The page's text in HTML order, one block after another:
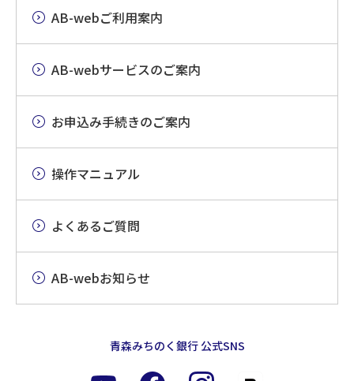
書の有効
期限が切
れている
です。
詳しい操作方法については
こちら
AB-webご利用案内
AB-webサービスのご案内
お申込み手続きのご案内
操作マニュアル
よくあるご質問
AB-webお知らせ
青森みちのく銀行 公式SNS